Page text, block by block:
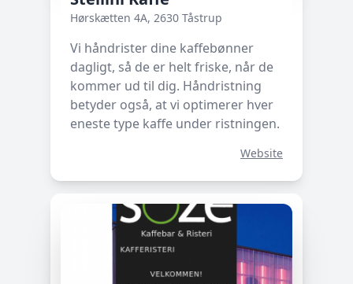
Hørskætten 4A, 2630 Tåstrup
Vi håndrister dine kaffebønner
dagligt, så de er helt friske, når de
kommer ud til dig. Håndristning
betyder også, at vi optimerer hver
eneste type kaffe under ristningen.
Website